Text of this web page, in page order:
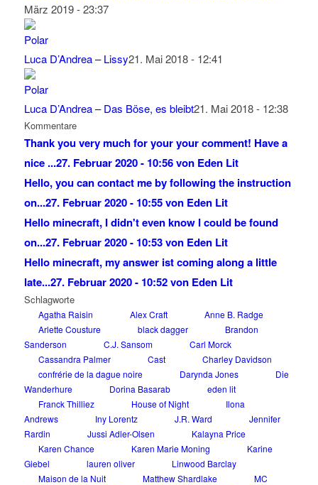
März 2019 - 23:37
Luca D’Andrea – Lissy21. Mai 2018 - 12:41
Luca D’Andrea – Das Böse, es bleibt21. Mai 2018 - 12:38
Kommentare
Thank you very much for your your comment! Have a
nice ...27. Februar 2020 - 10:56 von Eden Lit
Hello, you can contact me by following the instruction
on...27. Februar 2020 - 10:55 von Eden Lit
Hello minecraft, I didn't even know I could be found
on...27. Februar 2020 - 10:53 von Eden Lit
Hello minecraft, my answer ist coming along a little
late...27. Februar 2020 - 10:52 von Eden Lit
Schlagworte
Agatha Raisin Alex Craft
Anne B. Radge
Arlette Cousture
black dagger
Brandon
Sanderson
C.J. Sansom
Carl Morck
Cassandra Palmer
Cast
Charley Davidson
confrérie de la dague noire
Darynda Jones
Die
Wanderhure
Dorina Basarab
eden lit
Franck Thilliez
House of Night
Ilona
Andrews
Iny Lorentz J.R. Ward
Jennifer
Rardin
Jussi Adler-Olsen
Kalayna Price
Karen Chance
Karen Marie Moning
Karine
Giebel
lauren oliver
Linwood Barclay
Maison de la Nuit
Matthew Shardlake
MC